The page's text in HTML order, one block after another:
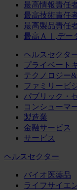
最高情報責任
最高技術責任
最高製品責任
最高ＡＩ,デー
ヘルスセクタ
プライベート
テクノロジー
ファミリービ
パブリック・
コンシューマ
製造業
金融サービス
サービス
ヘルスセクター
バイオ医薬品
ライフサイエ